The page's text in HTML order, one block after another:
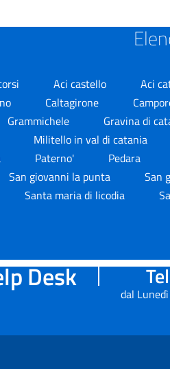
Aci castello Aci
Caltagirone
Grammichele Gravina di
Militello in val di catania
Paterno' Pedara
San giovanni la punta San
Santa maria di licodia
Desk dal